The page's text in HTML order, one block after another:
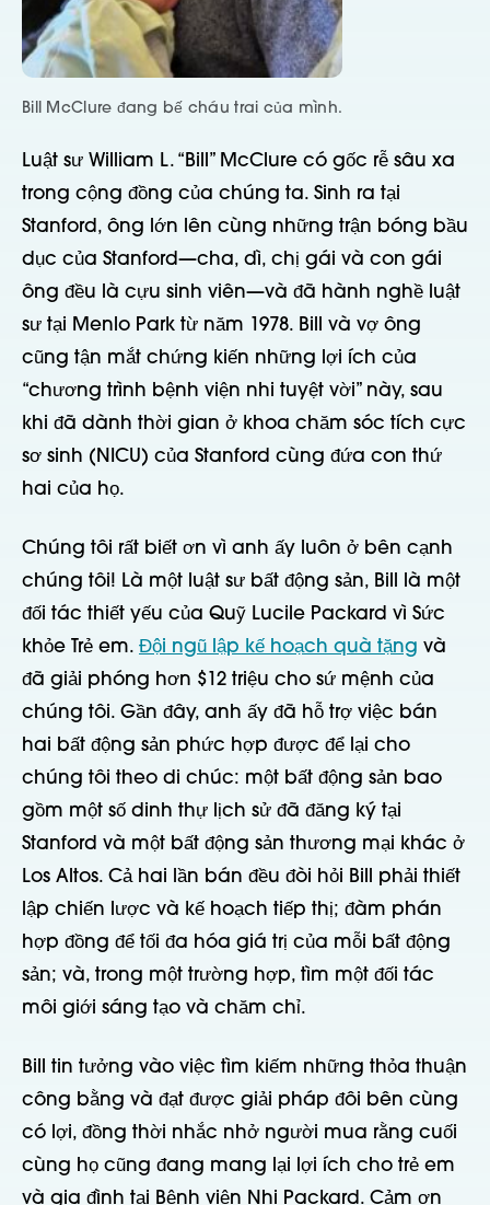
Bill McClure đang bế cháu trai của mình.
Luật sư William L. “Bill” McClure có gốc rễ sâu xa
trong cộng đồng của chúng ta. Sinh ra tại
Stanford, ông lớn lên cùng những trận bóng bầu
dục của Stanford—cha, dì, chị gái và con gái
ông đều là cựu sinh viên—và đã hành nghề luật
sư tại Menlo Park từ năm 1978. Bill và vợ ông
cũng tận mắt chứng kiến những lợi ích của
“chương trình bệnh viện nhi tuyệt vời” này, sau
khi đã dành thời gian ở khoa chăm sóc tích cực
sơ sinh (NICU) của Stanford cùng đứa con thứ
hai của họ.
Chúng tôi rất biết ơn vì anh ấy luôn ở bên cạnh
chúng tôi! Là một luật sư bất động sản, Bill là một
đối tác thiết yếu của Quỹ Lucile Packard vì Sức
khỏe Trẻ em. Đội ngũ lập kế hoạch quà tặng và
đã giải phóng hơn $12 triệu cho sứ mệnh của
chúng tôi. Gần đây, anh ấy đã hỗ trợ việc bán
hai bất động sản phức hợp được để lại cho
chúng tôi theo di chúc: một bất động sản bao
gồm một số dinh thự lịch sử đã đăng ký tại
Stanford và một bất động sản thương mại khác ở
Los Altos. Cả hai lần bán đều đòi hỏi Bill phải thiết
lập chiến lược và kế hoạch tiếp thị; đàm phán
hợp đồng để tối đa hóa giá trị của mỗi bất động
sản; và, trong một trường hợp, tìm một đối tác
môi giới sáng tạo và chăm chỉ.
Bill tin tưởng vào việc tìm kiếm những thỏa thuận
công bằng và đạt được giải pháp đôi bên cùng
có lợi, đồng thời nhắc nhở người mua rằng cuối
cùng họ cũng đang mang lại lợi ích cho trẻ em
và gia đình tại Bệnh viện Nhi Packard. Cảm ơn